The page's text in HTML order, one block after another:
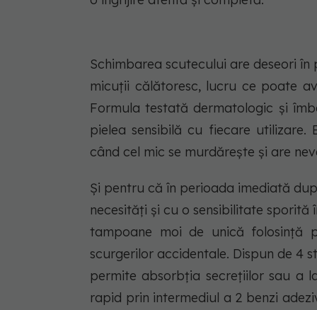
Schimbarea scutecului are deseori
micuții călătoresc, lucru ce poate
Formula testată dermatologic și
pielea sensibilă cu fiecare
când cel mic se murdărește și are
Și pentru că în perioada imediată
necesități și cu o sensibilitate sporită
tampoane moi de unică folosință
scurgerilor accidentale. Dispun de 4
permite absorbția secrețiilor sau a
rapid prin intermediul a 2 benzi